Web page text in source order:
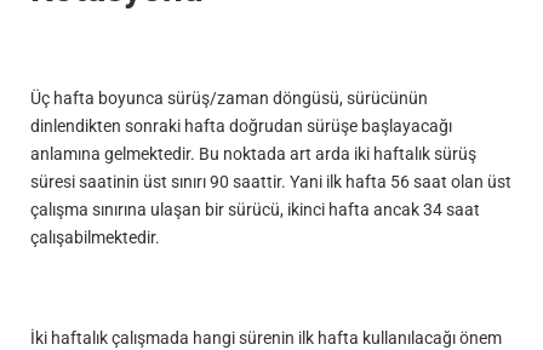
Üç hafta boyunca sürüş/zaman döngüsü, sürücünün
dinlendikten sonraki hafta doğrudan sürüşe başlayacağı
anlamına gelmektedir. Bu noktada art arda iki haftalık sürüş
süresi saatinin üst sınırı 90 saattir. Yani ilk hafta 56 saat olan üst
çalışma sınırına ulaşan bir sürücü, ikinci hafta ancak 34 saat
çalışabilmektedir.
İki haftalık çalışmada hangi sürenin ilk hafta kullanılacağı önem